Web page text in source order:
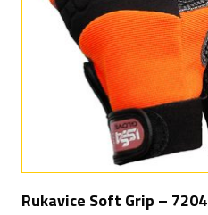
Rukavice Soft Grip – 7204